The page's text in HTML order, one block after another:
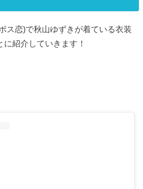
ス恋)で秋山ゆずきが着ている衣装
紹介していきます！